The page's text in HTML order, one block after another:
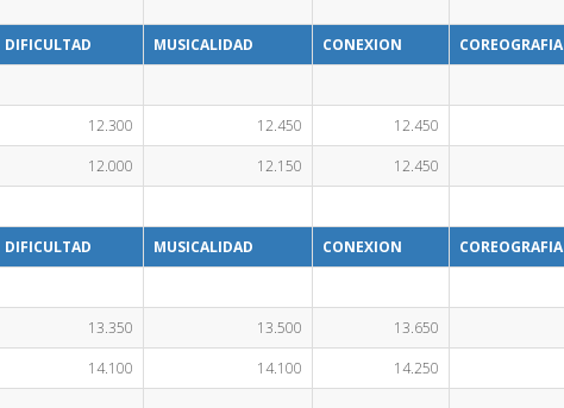
DIFICULTAD MUSICALIDAD CONEXION COREOGRAFIA
12.300 12.450 12.450
12.000 12.150 12.450
DIFICULTAD MUSICALIDAD CONEXION COREOGRAFIA
13.350 13.500 13.650
14.100 14.100 14.250